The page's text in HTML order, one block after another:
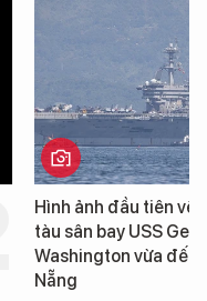
ảnh đầu tiên về siêu
sân bay USS George
vừa đến Đà